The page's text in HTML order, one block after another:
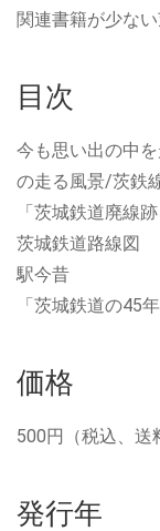
関連書籍が少な
目次
今も思い出の中
の走る風景/茨鉄
「茨城鉄道廃線
茨城鉄道路線図
駅今昔
「茨城鉄道の45
価格
500円（税込、送
発行年